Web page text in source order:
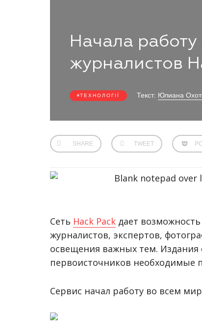
Начала работу
журналистов
ТЕХНОЛОГІЇ Текст: Юлиана
SHARE TWEET
Сеть Hack Pack дает
журналистов, экспертов,
освещения важных тем. Издания
первоисточников необходимые
Сервис начал работу во всем